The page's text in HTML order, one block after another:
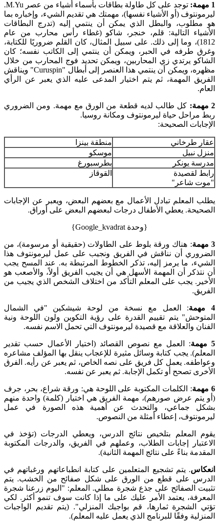
1 مهمة:
توجد على كل طاولة بطاقات بأسماء أشياء من عصر M.Yu.
ليرمونتوف (أو الأشياء نفسها)، مهمتك هي تقديم الشيء، وإخباره بما
هو مطلوب، والبطل الذي يمكن أن ينتمي إليه (تدرج البطاقات
الأشياء التالية: قلم، خنجر، شاكو (غطاء رأس محارب من عام
1812)، وما إلى ذلك. على سبيل المثال، كان القلم ضروريًا للكتابة،
وغرق طرفه في الحبر، ويمكن أن ينتمي إلى الكاتب نفسه؛ كان
الشاكو يرتدي زي المحاربين، ويمكن تحديد فوج المحارب من خلال
مظهره، ويمكن أن ينتمي هذا العنصر إلى أبطال "Curuspin" ويناقش
الفريق المهمة، ثم يتم اختيار المدعى عليه الذي يعبر عن الرأي
العام.
2 مهمة:
كل طالب لديه قطعة من الورق مع مهمة. ومن الضروري
ربط مراحل حياة ليرمونتوف ومكانة روسيا.
الإجابات الصحيحة:
عقار طرخاني
منطقة بينزا
منزل نبيل
موسكو
مدرسة يونكر
بطرسبورغ
رابط لقصيدة
"موت شاعر"
القوقاز
يطلب المعلم تبادل الأعمال مع بعضهم البعض، ويعبر عن الإجابات
الصحيحة. يعطي الأطفال درجات لبعضهم البعض على أوراق.
{وحدة Google_kvadrat}
3 مهمة
: هناك ورقة بلوط على الطاولات (حقيقية أو مرسومة)، من
الضروري أن نناقش في الفريق ونجيب على عمل ليرمونتوف هذا
الشيء، ما يرمز إليه، تذكر الخطوط المرتبطة به. عند المسح يجب
أن نتذكر أن المهمة الأسهل هي أن يجيب الفريق أولاً، والأصعب هو
الأخير. يجب على المعلم التأكد من اختلاف الشخص الذي يجيب من
الفريق.
4 مهمة
: العمل مع نسخة من لوحة شيشكين "في الشمال
المتوحش" يتم تقييم القدرة على رؤية التكوين ولون اللوحة ونية
الفنان والعلاقة مع قصيدة ليرمونتوف التي تحمل الاسم نفسه.
5 مهمة
: العمل مع نصوص القصائد (اختيار الأعمال حسب تقدير
المعلم). يجب كتابة وسائل مثيرة للإعجاب ينقل بها المؤلف مشاعره
وعواطفه. يعمل كل فريق على نصه الخاص، ثم يعبر عن رأيه. الفرق
الأخرى تصحح أو تكمل الإجابة. ثم يعبر عن نفسه.
6 مهمة
: الكلمات المكتوبة على اللوحة هي: ورقة شراع، بحر، جرف
(أو يتم عرض صورهم)، مهمة الفريق هي اختيار (كلمة) واحدة منهم
بشكل جماعي، والتحدث عن أهمية هذه الصورة في عمل
ليرمونتوف، إعطاء أمثلة من النصوص.
يقوم المعلم بتلخيص نتائج الدرس، ويعطي الدرجات (تؤخذ في
الاعتبار إجابات الطلاب، وعملهم في الفريق، والدرجات المكتوبة
المقدمة بناءً على نتائج المهمة الثانية).
انعكاس. يتم تشجيع المتعلمين على كتابة انطباعاتهم ورغباتهم في
الدرس على قطع من الورق على شكل صفائح من الخشب. يتم
تثبيت الصفائح على جذع شجرة مطلي. المعلم: "اليوم زرعنا شجرة
المعرفة، يعتمد الأمر عليك على ما إذا كانت سوف تنمو أكثر. لكي
تؤتي الشجرة ثمارها، قم بواجبك المنزلي". (يتم تقديم الواجبات
المنزلية وفقًا للبرنامج الذي يعمل عليه المعلم).